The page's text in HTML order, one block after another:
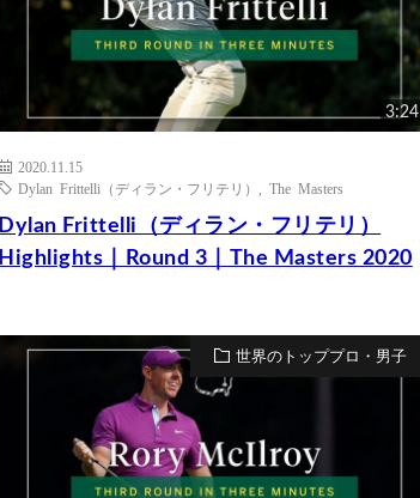
3:24
2020.11.15
Dylan Frittelli（ディラン・フリテリ）
,The Masters
Dylan Frittelli（ディラン・フリテリ）
Highlights｜Round 3｜The Masters 2020
世界のトッププロ・男子